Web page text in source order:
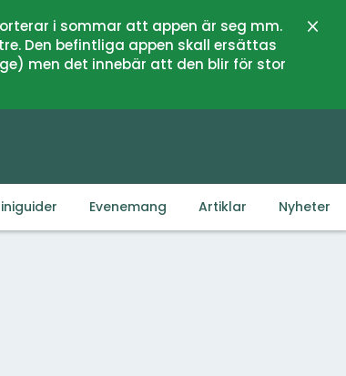
i sommar att appen är seg mm.
Den befintliga appen skall ersättas
men det innebär att den blir för stor
Evenemang Artiklar Nyheter